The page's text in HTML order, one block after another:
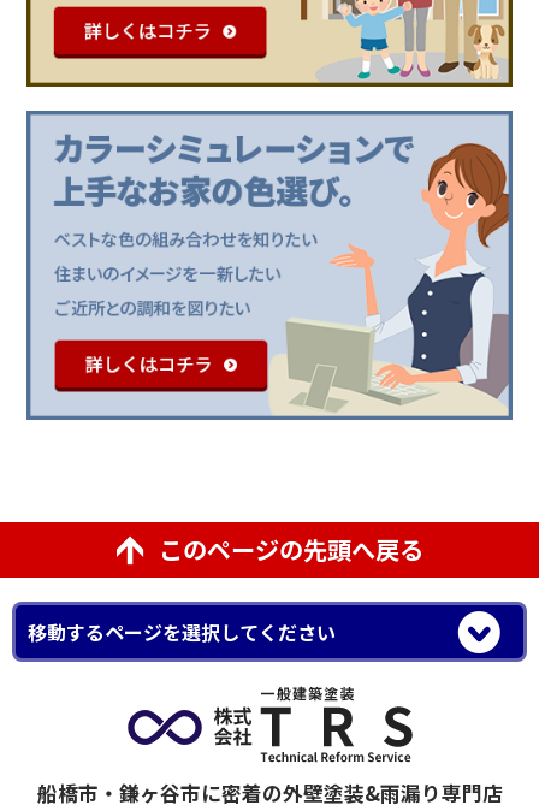
このページの先頭へ戻る
船橋市・鎌ヶ谷市に密着の外壁塗装&雨漏り専門店